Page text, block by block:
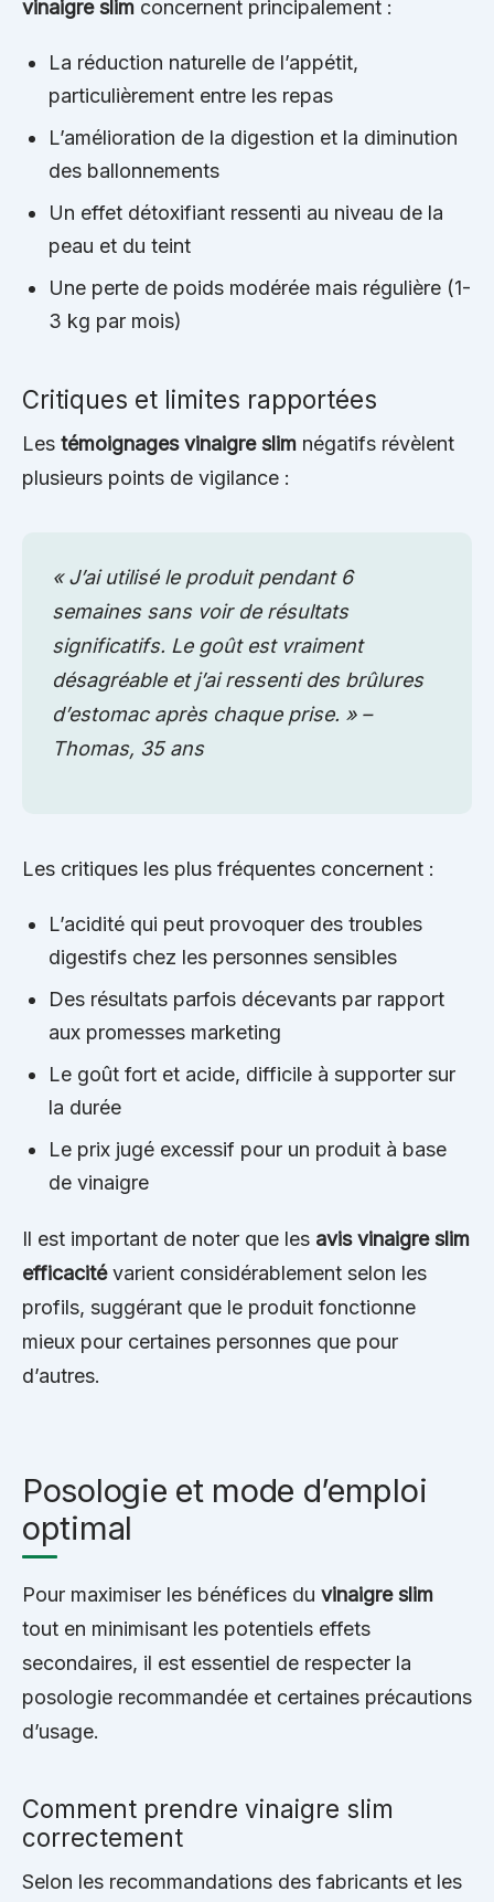
vinaigre slim concernent principalement :
La réduction naturelle de l’appétit,
particulièrement entre les repas
L’amélioration de la digestion et la diminution
des ballonnements
Un effet détoxifiant ressenti au niveau de la
peau et du teint
Une perte de poids modérée mais régulière (1-
3 kg par mois)
Critiques et limites rapportées
Les témoignages vinaigre slim négatifs révèlent
plusieurs points de vigilance :
« J’ai utilisé le produit pendant 6
semaines sans voir de résultats
significatifs. Le goût est vraiment
désagréable et j’ai ressenti des brûlures
d’estomac après chaque prise. » –
Thomas, 35 ans
Les critiques les plus fréquentes concernent :
L’acidité qui peut provoquer des troubles
digestifs chez les personnes sensibles
Des résultats parfois décevants par rapport
aux promesses marketing
Le goût fort et acide, difficile à supporter sur
la durée
Le prix jugé excessif pour un produit à base
de vinaigre
Il est important de noter que les avis vinaigre slim
efficacitévarient considérablement selon les
profils, suggérant que le produit fonctionne
mieux pour certaines personnes que pour
d’autres.
Posologie et mode d’emploi
optimal
Pour maximiser les bénéfices du vinaigre slim
tout en minimisant les potentiels effets
secondaires, il est essentiel de respecter la
posologie recommandée et certaines précautions
d’usage.
Comment prendre vinaigre slim
correctement
Selon les recommandations des fabricants et les